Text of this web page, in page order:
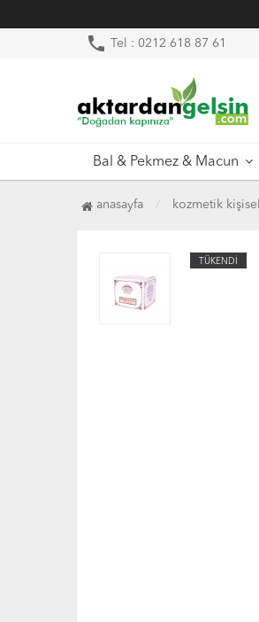
phone Tel : 0212 618 87 61
Bal & Pekmez & Macun
anasayfa kozmetik
TÜKENDİ